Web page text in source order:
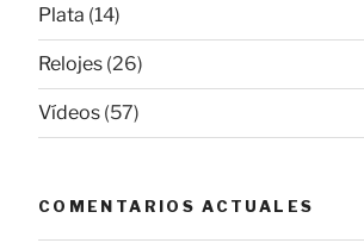
Plata (14)
Relojes (26)
Vídeos (57)
COMENTARIOS ACTUALES